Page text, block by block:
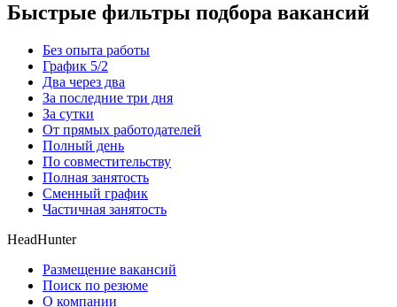
Быстрые фильтры подбора вакансий
Без опыта работы
График 5/2
Два через два
За последние три дня
За сутки
От прямых работодателей
Полный день
По совместительству
Полная занятость
Сменный график
Частичная занятость
HeadHunter
Размещение вакансий
Поиск по резюме
О компании